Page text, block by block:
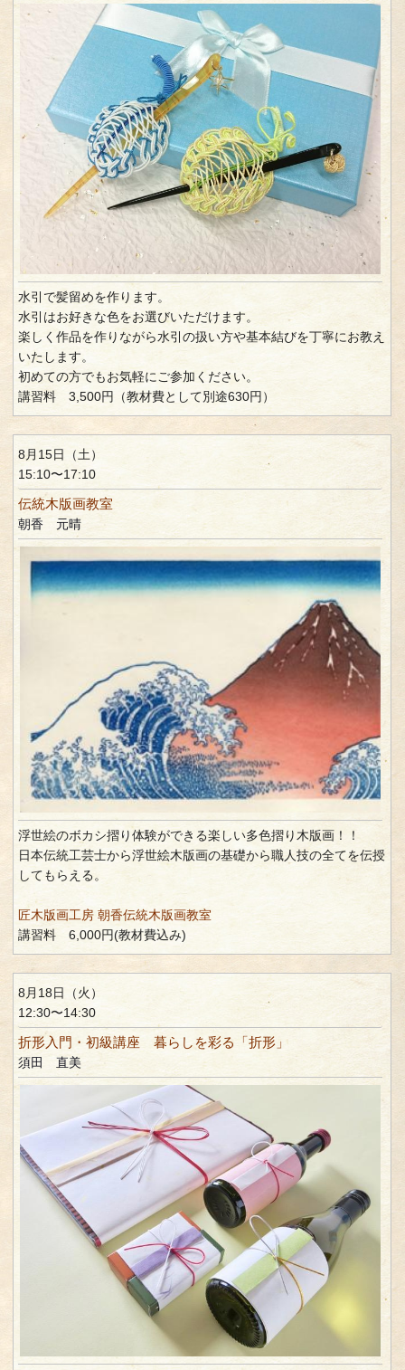
水引で髪留めを作ります。
水引はお好きな色をお選びいただけます。
楽しく作品を作りながら水引の扱い方や基本結びを丁寧にお教え
いたします。
初めての方でもお気軽にご参加ください。
講習料 3,500円（教材費として別途630円）
8月15日（土）
15:10〜17:10
伝統木版画教室
朝香 元晴
浮世絵のボカシ摺り体験ができる楽しい多色摺り木版画！！
日本伝統工芸士から浮世絵木版画の基礎から職人技の全てを伝授
してもらえる。
匠木版画工房 朝香伝統木版画教室
講習料 6,000円(教材費込み)
8月18日（火）
12:30〜14:30
折形入門・初級講座 暮らしを彩る「折形」
須田 直美